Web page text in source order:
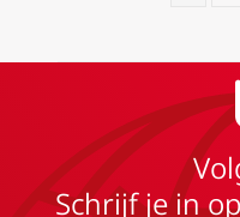
Schrijf je in